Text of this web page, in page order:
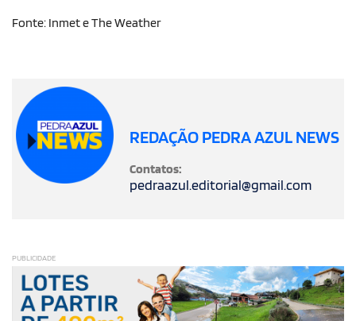
Fonte: Inmet e The Weather
REDAÇÃO PEDRA AZUL NEWS
Contatos:
pedraazul.editorial@gmail.com
PUBLICIDADE